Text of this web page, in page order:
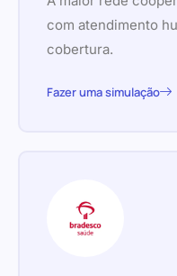
com atendimento
cobertura.
Fazer uma simulação